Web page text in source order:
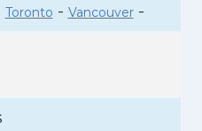
Toronto - Vancouver-